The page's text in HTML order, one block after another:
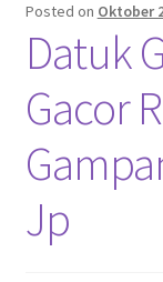
Privacy Policy
Posted on Oktober
Datuk
Gacor
Jp